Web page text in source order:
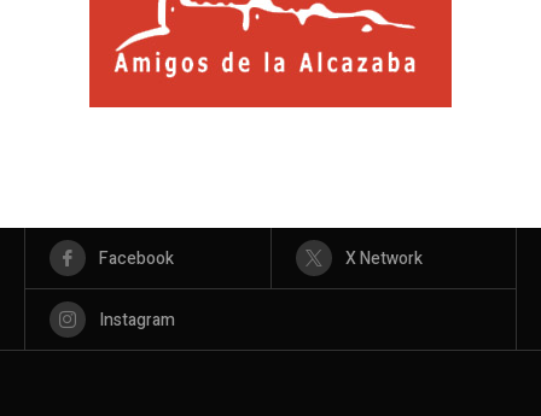
Facebook X Network
Instagram